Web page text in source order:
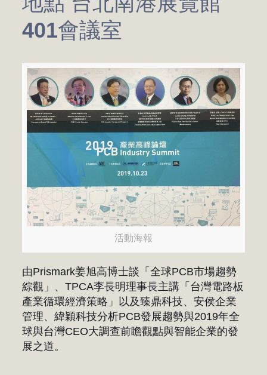
401會議室
活動海報
由Prismark姜旭高博士談「全球PCB市場趨勢
綜觀」、TPCA李長明理事長主講「台灣電路板
產業循環經濟策略」以及臻鼎科技、安侯企業
管理、緯穎科技分析PCB發展趨勢與2019年全
球與台灣CEO大調查前瞻觀點與智能企業的發
展之道。